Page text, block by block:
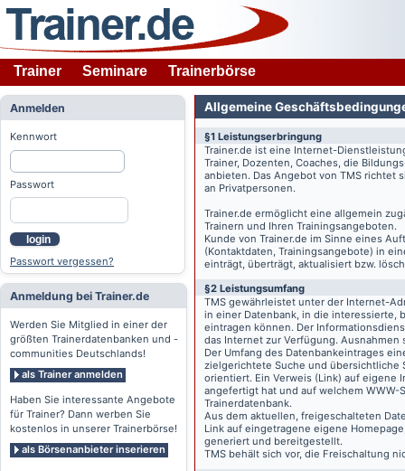
Trainer Seminare Trainerbörse
Anmelden
Kennwort
Passwort
login
Passwort vergessen?
Anmeldung bei Trainer.de
Werden Sie Mitglied in einer der
größten Trainerdatenbanken und -
communities Deutschlands!
als Trainer anmelden
Haben Sie interessante Angebote
für Trainer? Dann werben Sie
kostenlos in unserer Trainerbörse!
als Börsenanbieter inserieren
Allgemeine
§1 Leistungserbringung
Trainer.de ist eine Internet-
Trainer, Dozenten, Coaches, die
anbieten. Das Angebot von TMS richtet
an Privatpersonen.
Trainer.de ermöglicht eine allgemein
Trainern und Ihren Trainingsangeboten.
Kunde von Trainer.de im Sinne eines
(Kontaktdaten, Trainingsangebote) in
einträgt, überträgt, aktualisiert bzw.
§2 Leistungsumfang
TMS gewährleistet unter der Internet-
in einer Datenbank, in die interessierte,
eintragen können. Der
das Internet zur Verfügung.
Der Umfang des Datenbankeintrages
zielgerichtete Suche und übersichtliche
orientiert. Ein Verweis (Link) auf eigene
angefertigt hat und auf welchem
Trainerdatenbank.
Aus dem aktuellen, freigeschalteten
Link auf eingetragene eigene
generiert und bereitgestellt.
TMS behält sich vor, die Freischaltung